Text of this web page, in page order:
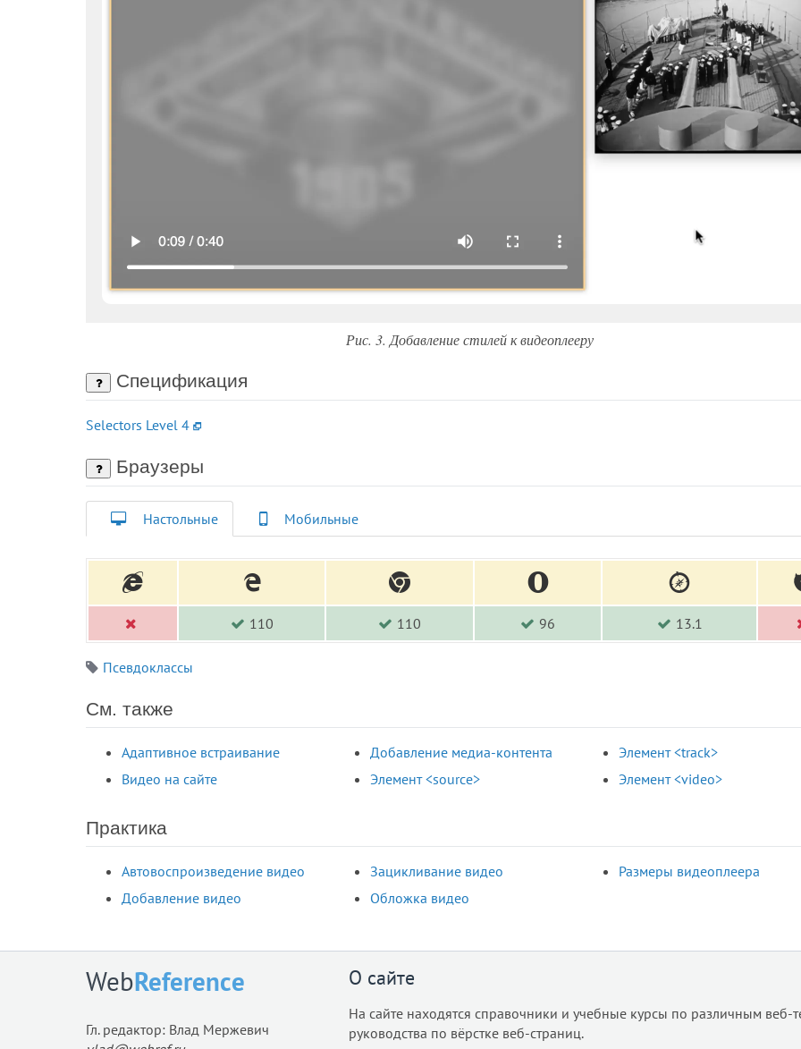
Рис. 3. Добавление стилей к видеоплееру
Спецификация
Selectors Level 4
Браузеры
Настольные Мобильные
110 110 96 13.1
Псевдоклассы
См. также
Адаптивное встраивание
Видео на сайте
Добавление медиа-контента
Элемент <source>
Элемент <track>
Элемент <video>
Практика
Автовоспроизведение видео
Добавление видео
Зацикливание видео
Обложка видео
Размеры видеоплеера
WebReference
Гл. редактор: Влад Мержевич
О сайте
На сайте находятся справочники и учебные курсы по различным веб-
руководства по вёрстке веб-страниц.